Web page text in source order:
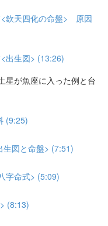
<欽天四化の命盤> 原因
出生図> (13:26)
星が魚座に入った例と台
(9:25)
生図と命盤> (7:51)
字命式> (5:09)
(8:13)